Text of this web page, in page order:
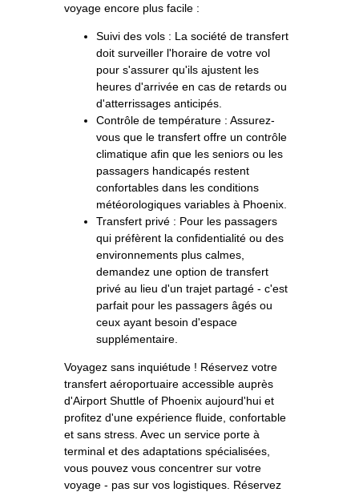
voyage encore plus facile :
Suivi des vols : La société de transfert
doit surveiller l'horaire de votre vol
pour s'assurer qu'ils ajustent les
heures d'arrivée en cas de retards ou
d'atterrissages anticipés.
Contrôle de température : Assurez-
vous que le transfert offre un contrôle
climatique afin que les seniors ou les
passagers handicapés restent
confortables dans les conditions
météorologiques variables à Phoenix.
Transfert privé : Pour les passagers
qui préfèrent la confidentialité ou des
environnements plus calmes,
demandez une option de transfert
privé au lieu d'un trajet partagé - c'est
parfait pour les passagers âgés ou
ceux ayant besoin d'espace
supplémentaire.
Voyagez sans inquiétude ! Réservez votre
transfert aéroportuaire accessible auprès
d'Airport Shuttle of Phoenix aujourd'hui et
profitez d'une expérience fluide, confortable
et sans stress. Avec un service porte à
terminal et des adaptations spécialisées,
vous pouvez vous concentrer sur votre
voyage - pas sur vos logistiques. Réservez